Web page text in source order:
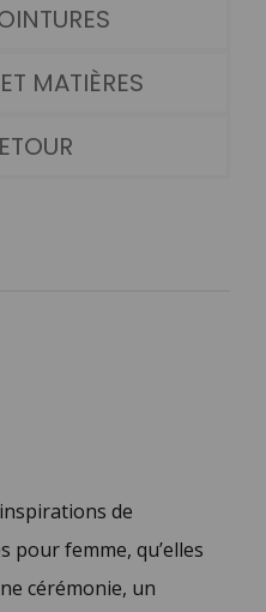
MATIÈRES
de
pour femme, qu’elles
cérémonie, un